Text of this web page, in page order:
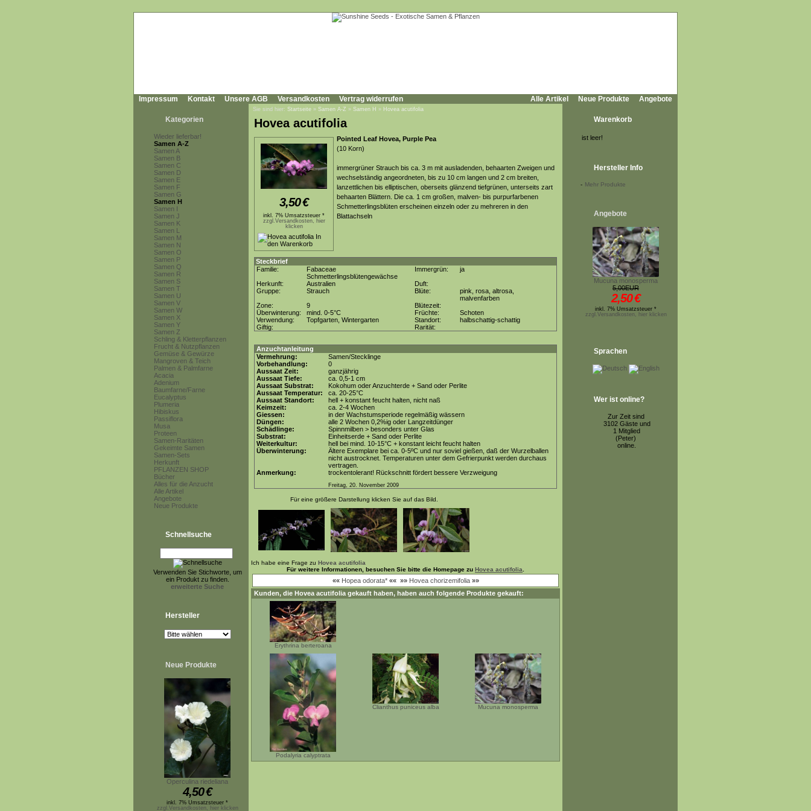
Impressum Kontakt Unsere AGB Versandkosten Vertrag widerrufen Alle Artikel Neue Produkte Angebote
Kategorien
Wieder lieferbar!
Samen A-Z
Samen A
Samen B
Samen C
Samen D
Samen E
Samen F
Samen G
Samen H
Samen I
Samen J
Samen K
Samen L
Samen M
Samen N
Samen O
Samen P
Samen Q
Samen R
Samen S
Samen T
Samen U
Samen V
Samen W
Samen X
Samen Y
Samen Z
Schling & Kletterpflanzen
Frucht & Nutzpflanzen
Gemüse & Gewürze
Mangroven & Teich
Palmen & Palmfarne
Acacia
Adenium
Baumfarne/Farne
Eucalyptus
Plumeria
Hibiskus
Passiflora
Musa
Proteen
Samen-Raritäten
Gekeimte Samen
Samen-Sets
Herkunft
PFLANZEN SHOP
Bücher
Alles für die Anzucht
Alle Artikel
Angebote
Neue Produkte
Schnellsuche
Verwenden Sie Stichworte, um
ein Produkt zu finden.
erweiterte Suche
Hersteller
Neue Produkte
Operculina riedeliana
4,50€
inkl. 7% Umsatzsteuer *
zzgl.Versandkosten, hier klicken
Sie sind hier: Startseite » Samen A-Z » Samen H » Hovea acutifolia
Hovea acutifolia
3,50€
inkl. 7% Umsatzsteuer *
zzgl.Versandkosten, hier
klicken
Pointed Leaf Hovea, Purple Pea
(10 Korn)
immergrüner Strauch bis ca. 3 m mit ausladenden, behaarten Zweigen und
wechselständig angeordneten, bis zu 10 cm langen und 2 cm breiten,
lanzettlichen bis elliptischen, oberseits glänzend tiefgrünen, unterseits zart
behaarten Blättern. Die ca. 1 cm großen, malven- bis purpurfarbenen
Schmetterlingsblüten erscheinen einzeln oder zu mehreren in den
Blattachseln
Steckbrief
Familie:
Fabaceae
Schmetterlingsblütengewächse
Immergrün:
ja
Herkunft:
Australien
Duft:
Gruppe:
Strauch Blüte:
pink, rosa, altrosa,
malvenfarben
Zone:
9
Blütezeit:
Überwinterung:
mind. 0-5°C Früchte:
Schoten
Verwendung:
Topfgarten, Wintergarten Standort:
halbschattig-schattig
Giftig:
Rarität:
Anzuchtanleitung
Vermehrung:
Samen/Stecklinge
Vorbehandlung:
0
Aussaat Zeit:
ganzjährig
Aussaat Tiefe:
ca. 0,5-1 cm
Aussaat Substrat:
Kokohum oder Anzuchterde + Sand oder Perlite
Aussaat Temperatur:
ca. 20-25°C
Aussaat Standort:
hell + konstant feucht halten, nicht naß
Keimzeit:
ca. 2-4 Wochen
Giessen:
in der Wachstumsperiode regelmäßig wässern
Düngen:
alle 2 Wochen 0,2%ig oder Langzeitdünger
Schädlinge:
Spinnmilben > besonders unter Glas
Substrat:
Einheitserde + Sand oder Perlite
Weiterkultur:
hell bei mind. 10-15°C + konstant leicht feucht halten
Überwinterung:
Ältere Exemplare bei ca. 0-5ºC und nur soviel gießen, daß der Wurzelballen
nicht austrocknet. Temperaturen unter dem Gefrierpunkt werden durchaus
vertragen.
Anmerkung:
trockentolerant! Rückschnitt fördert bessere Verzweigung
Freitag, 20. November 2009
Für eine größere Darstellung klicken Sie auf das Bild.
Ich habe eine Frage zu Hovea acutifolia
Für weitere Informationen, besuchen Sie bitte die Homepage zu Hovea acutifolia
«« Hopea odorata*«« »» Hovea chorizemifolia»»
Kunden, die Hovea acutifolia gekauft haben, haben auch folgende Produkte gekauft:
Erythrina berteroana
Podalyria calyptrata
Clianthus puniceus alba Mucuna monosperma
Warenkorb
ist leer!
Hersteller Info
- Mehr Produkte
Angebote
Mucuna monosperma
5,00EUR
2,50€
inkl. 7% Umsatzsteuer *
zzgl.Versandkosten, hier klicken
Sprachen
Wer ist online?
Zur Zeit sind
3102 Gäste und
1 Mitglied
(Peter)
online.